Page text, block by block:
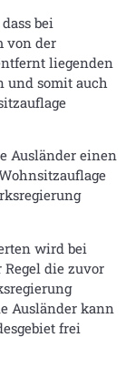
bei
von der
liegenden
und somit auch
Ausländer einen
wird bei
die zuvor
Ausländer kann
frei